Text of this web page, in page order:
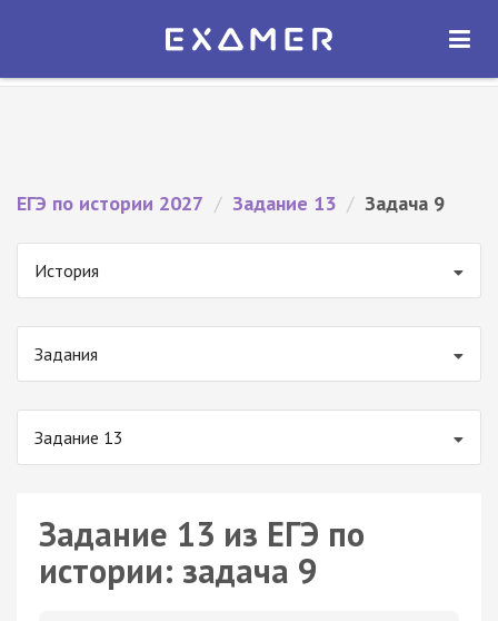
Экзамер — ЕГЭ 2027
ОТКРЫТЬ
ЕГЭ по истории 2027 / Задание 13 / Задача 9
История
Задания
Задание 13
Задание 13 из ЕГЭ по
истории: задача 9